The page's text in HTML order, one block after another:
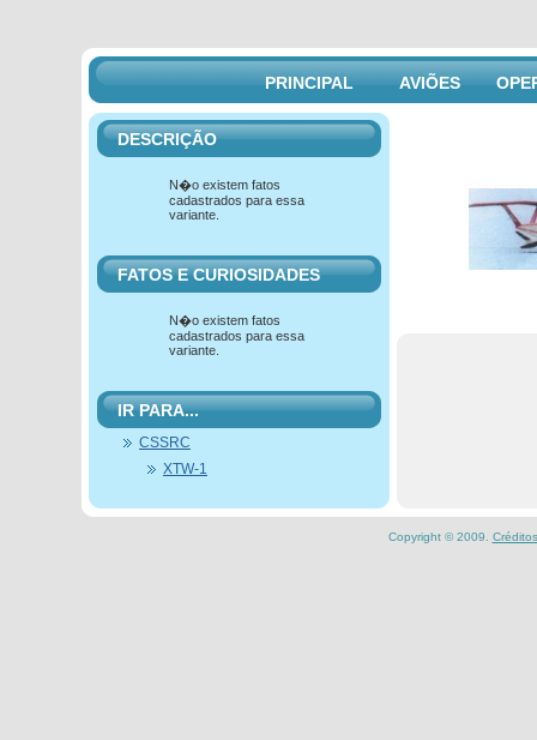
PRINCIPAL AVIÕES
DESCRIÇÃO
N�o existem fatos
cadastrados para essa
variante.
FATOS E CURIOSIDADES
N�o existem fatos
cadastrados para essa
variante.
IR PARA...
CSSRC
XTW-1
Copyright © 2009. Créditos